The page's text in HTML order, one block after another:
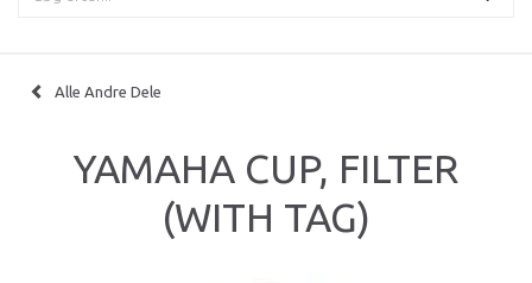
Alle Andre Dele
YAMAHA CUP, FILTER
(WITH TAG)